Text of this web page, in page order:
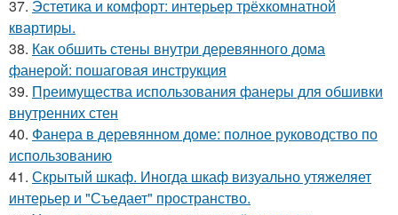
37. Эстетика и комфорт: интерьер трёхкомнатной
квартиры.
38. Как обшить стены внутри деревянного дома
фанерой: пошаговая инструкция
39. Преимущества использования фанеры для обшивки
внутренних стен
40. Фанера в деревянном доме: полное руководство по
использованию
41. Скрытый шкаф. Иногда шкаф визуально утяжеляет
интерьер и "Съедает" пространство.